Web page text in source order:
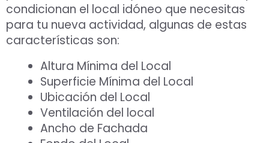
condicionan el local idóneo que necesitas
para tu nueva actividad, algunas de estas
características son:
Altura Mínima del Local
Superficie Mínima del Local
Ubicación del Local
Ventilación del local
Ancho de Fachada